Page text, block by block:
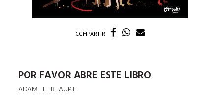
COMPARTIR
POR FAVOR ABRE ESTE LIBRO
ADAM LEHRHAUPT